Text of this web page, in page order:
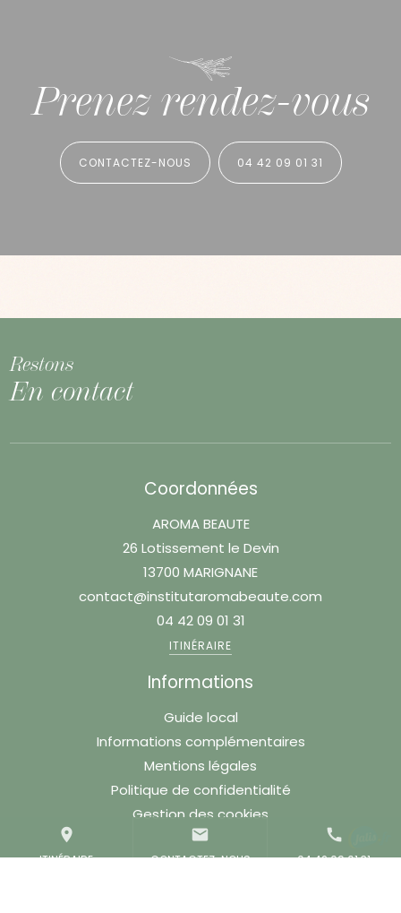
Prenez rendez-vous
CONTACTEZ-NOUS 04 42 09 01 31
place
ITINÉRAIRE
mail
CONTACTEZ-NOUS
call
04 42 09 01 31
Restons
En contact
Coordonnées
AROMA BEAUTE
26 Lotissement le Devin
13700 MARIGNANE
contact@institutaromabeaute.com
04 42 09 01 31
ITINÉRAIRE
Informations
Guide local
Informations complémentaires
Mentions légales
Politique de confidentialité
Gestion des cookies